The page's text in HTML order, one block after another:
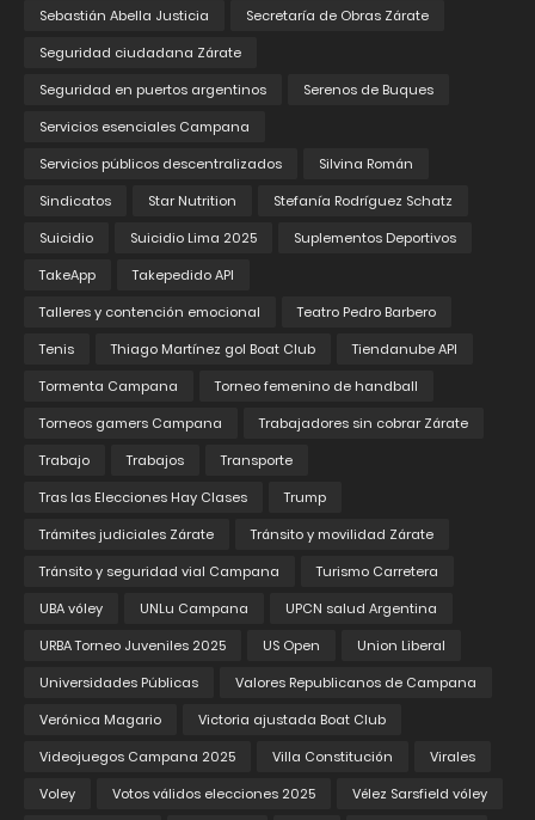
Sebastián Abella Justicia
Secretaría de Obras Zárate
Seguridad ciudadana Zárate
Seguridad en puertos argentinos
Serenos de Buques
Servicios esenciales Campana
Servicios públicos descentralizados
Silvina Román
Sindicatos
Star Nutrition
Stefanía Rodríguez Schatz
Suicidio
Suicidio Lima 2025
Suplementos Deportivos
TakeApp
Takepedido API
Talleres y contención emocional
Teatro Pedro Barbero
Tenis
Thiago Martínez gol Boat Club
Tiendanube API
Tormenta Campana
Torneo femenino de handball
Torneos gamers Campana
Trabajadores sin cobrar Zárate
Trabajo
Trabajos
Transporte
Tras las Elecciones Hay Clases
Trump
Trámites judiciales Zárate
Tránsito y movilidad Zárate
Tránsito y seguridad vial Campana
Turismo Carretera
UBA vóley
UNLu Campana
UPCN salud Argentina
URBA Torneo Juveniles 2025
US Open
Union Liberal
Universidades Públicas
Valores Republicanos de Campana
Verónica Magario
Victoria ajustada Boat Club
Videojuegos Campana 2025
Villa Constitución
Virales
Voley
Votos válidos elecciones 2025
Vélez Sarsfield vóley